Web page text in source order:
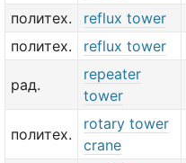
политех. reflux tower
политех.
reflux tower
рад.
repeater
tower
политех.
rotary tower
crane